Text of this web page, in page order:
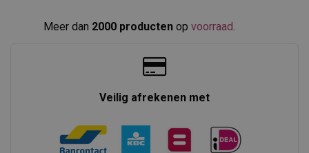
Meer dan 2000 producten op voorraad
Veilig afrekenen met